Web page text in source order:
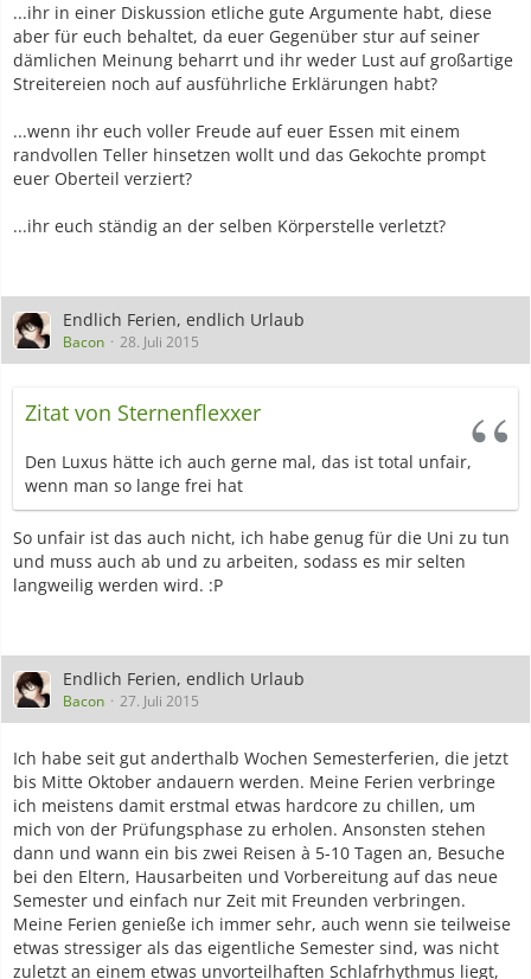
...ihr in einer Diskussion etliche gute Argumente habt, diese
aber für euch behaltet, da euer Gegenüber stur auf seiner
dämlichen Meinung beharrt und ihr weder Lust auf großartige
Streitereien noch auf ausführliche Erklärungen habt?
...wenn ihr euch voller Freude auf euer Essen mit einem
randvollen Teller hinsetzen wollt und das Gekochte prompt
euer Oberteil verziert?
...ihr euch ständig an der selben Körperstelle verletzt?
Endlich Ferien, endlich Urlaub
Bacon 28. Juli 2015
Zitat von Sternenflexxer
Den Luxus hätte ich auch gerne mal, das ist total unfair,
wenn man so lange frei hat
So unfair ist das auch nicht, ich habe genug für die Uni zu tun
und muss auch ab und zu arbeiten, sodass es mir selten
langweilig werden wird. :P
Endlich Ferien, endlich Urlaub
Bacon 27. Juli 2015
Ich habe seit gut anderthalb Wochen Semesterferien, die jetzt
bis Mitte Oktober andauern werden. Meine Ferien verbringe
ich meistens damit erstmal etwas hardcore zu chillen, um
mich von der Prüfungsphase zu erholen. Ansonsten stehen
dann und wann ein bis zwei Reisen à 5-10 Tagen an, Besuche
bei den Eltern, Hausarbeiten und Vorbereitung auf das neue
Semester und einfach nur Zeit mit Freunden verbringen.
Meine Ferien genieße ich immer sehr, auch wenn sie teilweise
etwas stressiger als das eigentliche Semester sind, was nicht
zuletzt an einem etwas unvorteilhaften Schlafrhythmus liegt,